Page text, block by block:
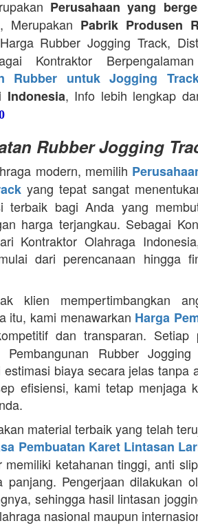
Perusahaan yang
, Merupakan Pabrik Produsen
Rubber Jogging Track,
Kontraktor
Rubber untuk Jogging
Indonesia, Info lebih lengkap
Rubber Jogging
modern, memilih
yang tepat sangat
bagi Anda yang
harga terjangkau. Sebagai
Kontraktor Olahraga
dari perencanaan hingga
klien mempertimbangkan
itu, kami menawarkan Harga
dan transparan. Setiap
Rubber Jogging
biaya secara jelas tanpa
efisiensi, kami tetap menjaga
material terbaik yang telah
Pembuatan Karet Lintasan
ketahanan tinggi, anti
Pengerjaan dilakukan
sehingga hasil lintasan
nasional maupun